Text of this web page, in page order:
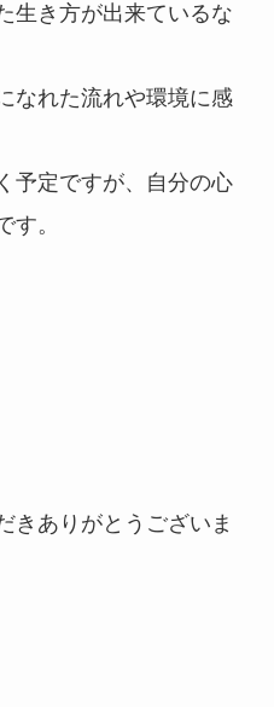
生き方が出来ているな
なれた流れや環境に感
予定ですが、自分の心
す。
きありがとうございま